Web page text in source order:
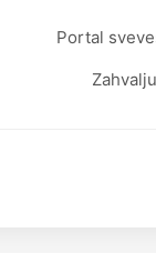
Portal